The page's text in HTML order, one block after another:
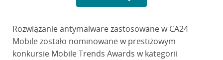
Rozwiązanie antymalware zastosowane w CA24
Mobile zostało nominowane w prestiżowym
konkursie Mobile Trends Awards w kategorii